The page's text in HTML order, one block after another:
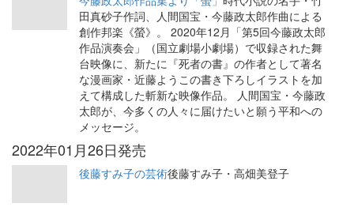
田真砂子作詞、人間国宝・今藤政太郎作曲による
創作邦楽《螢》。 2020年12月「第5回今藤政太郎
作品演奏会」（国立劇場小劇場）で収録された舞
台映像に、新たに『死者の書』の作者として著名
な漫画家・近藤ようこの書き下ろしイラストを加
えて構成した斬新な映像作品。 人間国宝・今藤政
太郎が、今多くの人々に届けたいと願う平和への
メッセージ。
2022年01月26日発売
後藤すみ子の芸術後藤すみ子・高畑美登子